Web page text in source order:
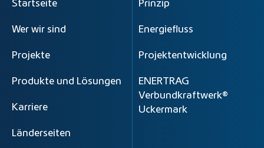
Startseite
Wer wir sind
Projekte
Produkte und Lösungen
Karriere
Länderseiten
Prinzip
Energiefluss
Projektentwicklung
ENERTRAG
Verbundkraftwerk®
Uckermark